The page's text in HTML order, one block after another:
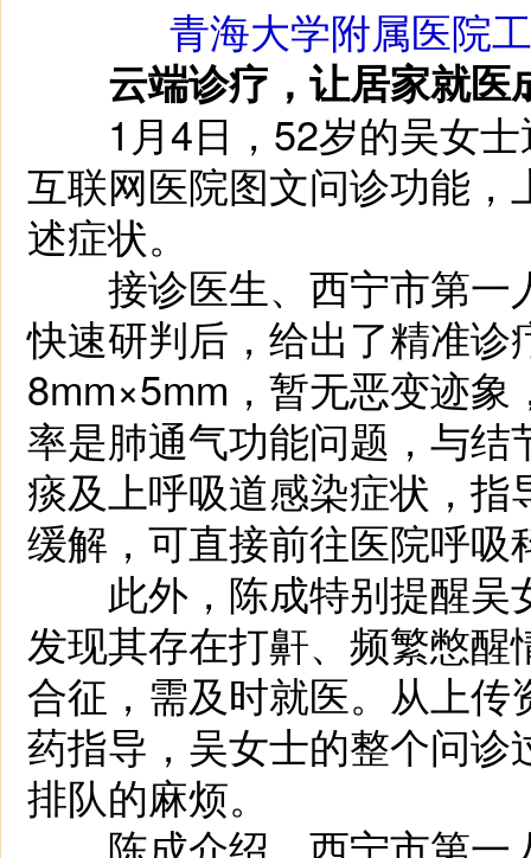
青海大学附属医院
云端诊疗，让居家就医
1月4日，52岁的吴女士
互联网医院图文问诊功能
述症状。
接诊医生、西宁市第一
快速研判后，给出了精准
8mm×5mm，暂无恶变迹
率是肺通气功能问题，与
痰及上呼吸道感染症状，
缓解，可直接前往医院呼吸
此外，陈成特别提醒吴
发现其存在打鼾、频繁憋
合征，需及时就医。从上
药指导，吴女士的整个问
排队的麻烦。